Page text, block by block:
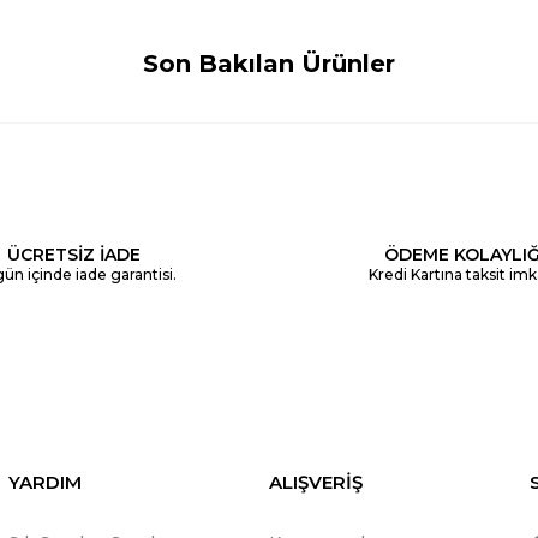
Son Bakılan Ürünler
ÜCRETSİZ İADE
içinde iade garantisi.
ÖDEME
Kredi Kartına taksit
YARDIM ALIŞVERİŞ